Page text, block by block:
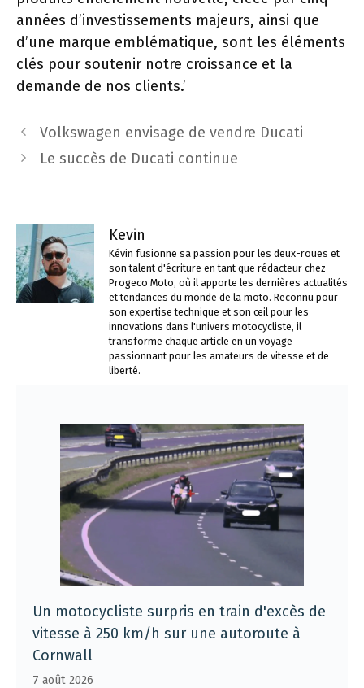
années d’investissements majeurs, ainsi que
d’une marque emblématique, sont les éléments
clés pour soutenir notre croissance et la
demande de nos clients.’
Navigation
des
Volkswagen envisage de vendre Ducati
Le succès de Ducati continue
Kevin
Kévin fusionne sa passion pour les deux-roues et
son talent d'écriture en tant que rédacteur chez
Progeco Moto, où il apporte les dernières actualités
et tendances du monde de la moto. Reconnu pour
son expertise technique et son œil pour les
innovations dans l'univers motocycliste, il
transforme chaque article en un voyage
passionnant pour les amateurs de vitesse et de
liberté.
Un motocycliste surpris en train d'excès de
vitesse à 250 km/h sur une autoroute à
Cornwall
7 août 2026